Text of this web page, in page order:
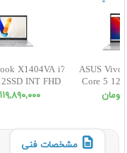
X1404VA i7
INT FHD
١١٩,٨٩٠,٠٠٠ تومان
ASUS
Core 5
مشخصات فنی